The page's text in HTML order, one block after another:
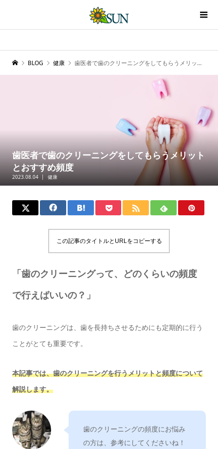
BLOG 健康 歯医者で歯のクリーニングをしてもらうメリットとおすすめ頻度
歯医者で歯のクリーニングをしてもらうメリット
とおすすめ頻度
2023.08.04 健康
この記事のタイトルとURLをコピーする
「歯のクリーニングって、どのくらいの頻度
で行えばいいの？」
歯のクリーニングは、歯を長持ちさせるためにも定期的に行う
ことがとても重要です。
本記事では、歯のクリーニングを行うメリットと頻度について
解説します。
歯のクリーニングの頻度にお悩み
の方は、参考にしてくださいね！